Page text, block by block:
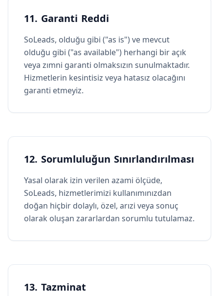
11. Garanti Reddi
SoLeads, olduğu gibi ("as is") ve mevcut
olduğu gibi ("as available") herhangi bir açık
veya zımni garanti olmaksızın sunulmaktadır.
Hizmetlerin kesintisiz veya hatasız olacağını
garanti etmeyiz.
12. Sorumluluğun Sınırlandırılması
Yasal olarak izin verilen azami ölçüde,
SoLeads, hizmetlerimizi kullanımınızdan
doğan hiçbir dolaylı, özel, arızi veya sonuç
olarak oluşan zararlardan sorumlu tutulamaz.
13. Tazminat